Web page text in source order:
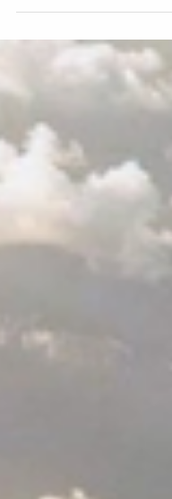
aérea da Índia que...